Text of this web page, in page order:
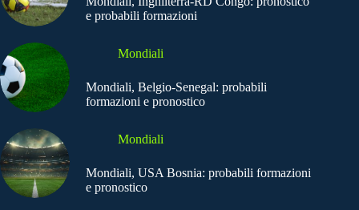
e probabili formazioni
Mondiali
Mondiali, Belgio-Senegal: probabili
formazioni e pronostico
Mondiali
Mondiali, USA Bosnia: probabili formazioni
e pronostico